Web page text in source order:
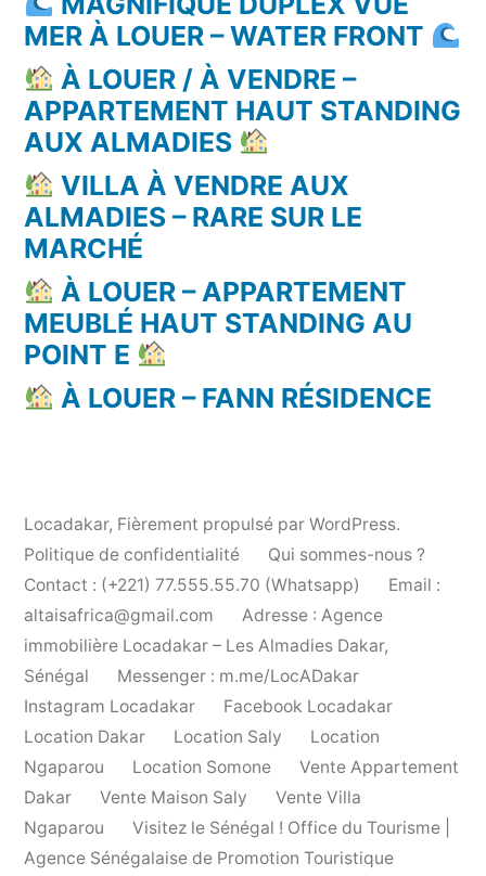
MER À LOUER – WATER FRONT
À LOUER / À VENDRE –
APPARTEMENT HAUT STANDING
AUX ALMADIES
VILLA À VENDRE AUX
ALMADIES – RARE SUR LE
MARCHÉ
À LOUER – APPARTEMENT
MEUBLÉ HAUT STANDING AU
POINT E
À LOUER – FANN RÉSIDENCE
Locadakar, Fièrement propulsé par WordPress.
Politique de confidentialité
Qui sommes-nous ?
Contact : (+221) 77.555.55.70 (Whatsapp)
Email :
altaisafrica@gmail.com
Adresse : Agence
immobilière Locadakar – Les Almadies Dakar,
Sénégal
Messenger : m.me/LocADakar
Instagram Locadakar
Facebook Locadakar
Location Dakar
Location Saly
Location
Ngaparou
Location Somone
Vente Appartement
Dakar
Vente Maison Saly
Vente Villa
Ngaparou
Visitez le Sénégal ! Office du Tourisme |
Agence Sénégalaise de Promotion Touristique